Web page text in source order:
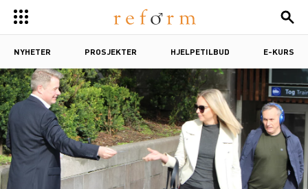
NYHETER PROSJEKTER HJELPETILBUD E-KURS